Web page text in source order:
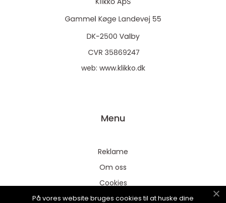
web: www.klikko.dk
Menu
Reklame
Om oss
Cookies
Kontakt Oss
På vores website bruges cookies til at huske dine